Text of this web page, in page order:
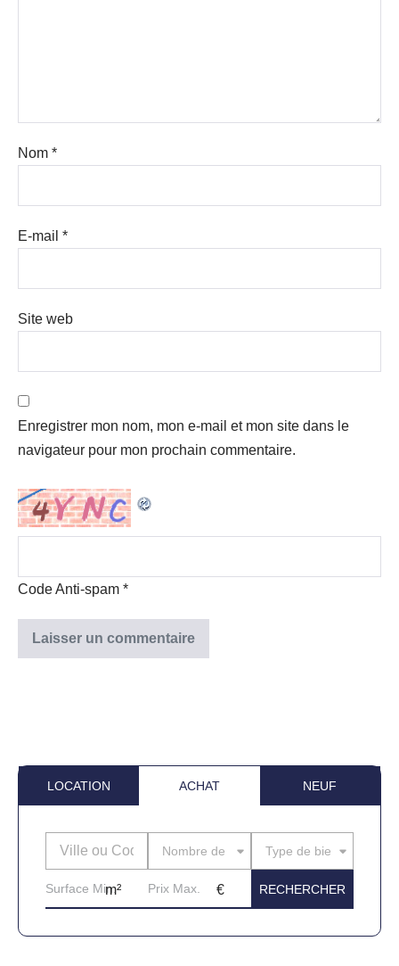
Nom *
E-mail *
Site web
Enregistrer mon nom, mon e-mail et mon site dans le
navigateur pour mon prochain commentaire.
Code Anti-spam *
LOCATION ACHAT NEUF
Nombre de piècesType de bien